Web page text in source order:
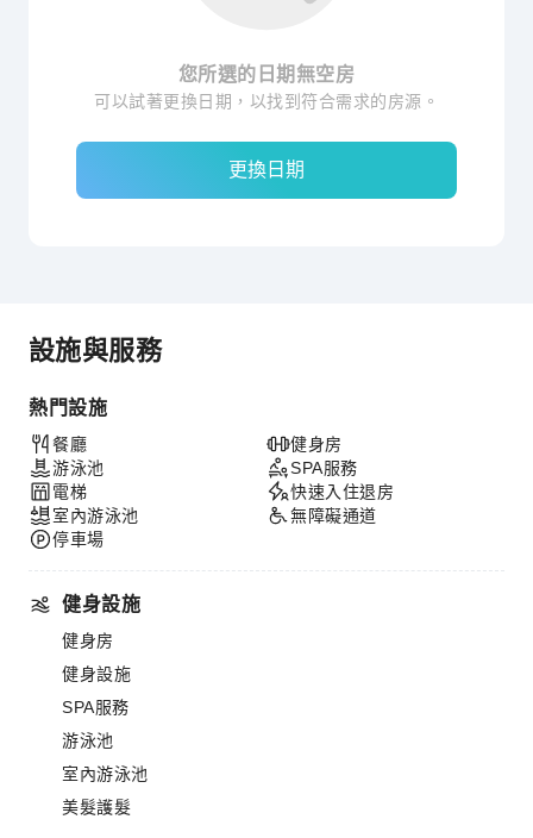
您所選的日期無空房
可以試著更換日期，以找到符合需求的房源。
更換日期
設施與服務
熱門設施
餐廳
游泳池
電梯
室內游泳池
停車場
健身房
SPA服務
快速入住退房
無障礙通道
健身設施
健身房
健身設施
SPA服務
游泳池
室內游泳池
美髮護髮